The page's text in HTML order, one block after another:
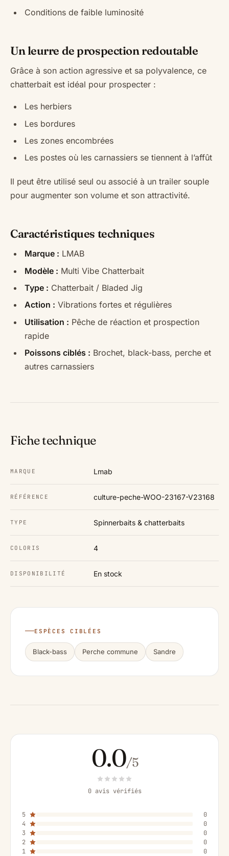
Conditions de faible luminosité
Un leurre de prospection redoutable
Grâce à son action agressive et sa polyvalence, ce
chatterbait est idéal pour prospecter :
Les herbiers
Les bordures
Les zones encombrées
Les postes où les carnassiers se tiennent à l’affût
Il peut être utilisé seul ou associé à un trailer souple
pour augmenter son volume et son attractivité.
Caractéristiques techniques
Marque : LMAB
Modèle : Multi Vibe Chatterbait
Type : Chatterbait / Bladed Jig
Action : Vibrations fortes et régulières
Utilisation : Pêche de réaction et prospection
rapide
Poissons ciblés : Brochet, black-bass, perche et
autres carnassiers
Fiche technique
MARQUE Lmab
RÉFÉRENCE culture-peche-WOO-23167-V23168
TYPE Spinnerbaits & chatterbaits
COLORIS 4
DISPONIBILITÉ En stock
ESPÈCES CIBLÉES
Black-bass Perche commune Sandre
0.0/5
0 avis vérifiés
5
0
4
0
3
0
2
0
1
0